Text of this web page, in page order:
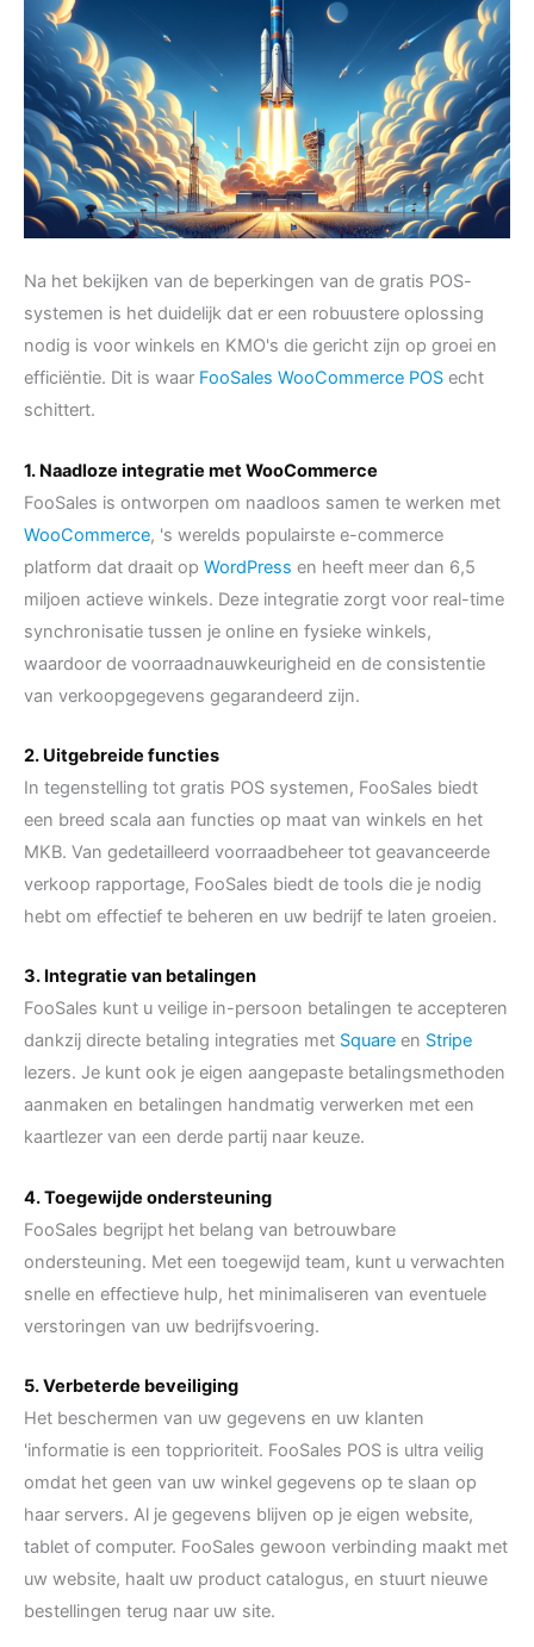
Na het bekijken van de beperkingen van de gratis POS-
systemen is het duidelijk dat er een robuustere oplossing
nodig is voor winkels en KMO's die gericht zijn op groei en
efficiëntie. Dit is waar FooSales WooCommerce POS echt
schittert.
1. Naadloze integratie met WooCommerce
FooSales is ontworpen om naadloos samen te werken met
WooCommerce, 's werelds populairste e-commerce
platform dat draait op WordPress en heeft meer dan 6,5
miljoen actieve winkels. Deze integratie zorgt voor real-time
synchronisatie tussen je online en fysieke winkels,
waardoor de voorraadnauwkeurigheid en de consistentie
van verkoopgegevens gegarandeerd zijn.
2. Uitgebreide functies
In tegenstelling tot gratis POS systemen, FooSales biedt
een breed scala aan functies op maat van winkels en het
MKB. Van gedetailleerd voorraadbeheer tot geavanceerde
verkoop rapportage, FooSales biedt de tools die je nodig
hebt om effectief te beheren en uw bedrijf te laten groeien.
3. Integratie van betalingen
FooSales kunt u veilige in-persoon betalingen te accepteren
dankzij directe betaling integraties met Square en Stripe
lezers. Je kunt ook je eigen aangepaste betalingsmethoden
aanmaken en betalingen handmatig verwerken met een
kaartlezer van een derde partij naar keuze.
4. Toegewijde ondersteuning
FooSales begrijpt het belang van betrouwbare
ondersteuning. Met een toegewijd team, kunt u verwachten
snelle en effectieve hulp, het minimaliseren van eventuele
verstoringen van uw bedrijfsvoering.
5. Verbeterde beveiliging
Het beschermen van uw gegevens en uw klanten
'informatie is een topprioriteit. FooSales POS is ultra veilig
omdat het geen van uw winkel gegevens op te slaan op
haar servers. Al je gegevens blijven op je eigen website,
tablet of computer. FooSales gewoon verbinding maakt met
uw website, haalt uw product catalogus, en stuurt nieuwe
bestellingen terug naar uw site.